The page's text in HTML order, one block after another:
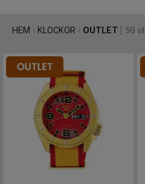
HEM › KLOCKOR › OUTLET 50 st